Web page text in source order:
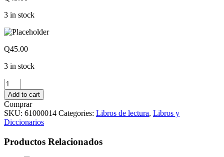
3 in stock
Q45.00
3 in stock
LIBRO
DE
LECTURA
COLECCION
CLAUDIA
No.4
quantity
Add to cart
Comprar
SKU: 61000014 Categories: Libros de lectura, Libros y
Diccionarios
Productos Relacionados